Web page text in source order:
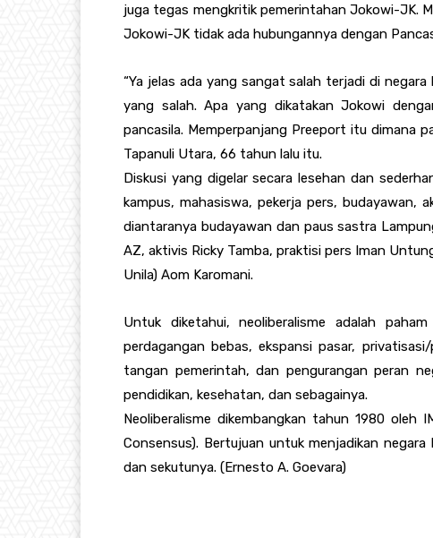
juga tegas mengkritik pemerintahan Jokowi-JK.
Jokowi-JK tidak ada hubungannya dengan
“Ya jelas ada yang sangat salah terjadi di
yang salah. Apa yang dikatakan Jokowi
pancasila. Memperpanjang Preeport itu dimana
Tapanuli Utara, 66 tahun lalu itu.
Diskusi yang digelar secara lesehan dan
kampus, mahasiswa, pekerja pers, budayawan,
diantaranya budayawan dan paus sastra
AZ, aktivis Ricky Tamba, praktisi pers Iman
Unila) Aom Karomani.
Untuk diketahui, neoliberalisme adalah
perdagangan bebas, ekspansi pasar,
tangan pemerintah, dan pengurangan peran
pendidikan, kesehatan, dan sebagainya.
Neoliberalisme dikembangkan tahun 1980 oleh
Consensus). Bertujuan untuk menjadikan
dan sekutunya. (Ernesto A. Goevara)